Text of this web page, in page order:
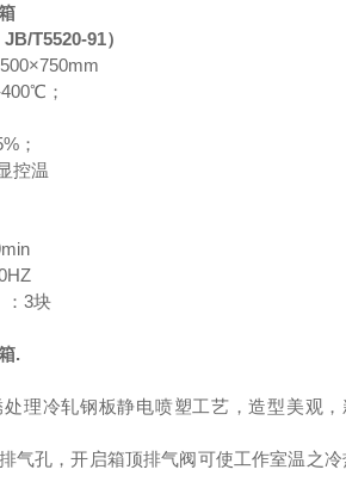
T5520-91）
；
；
控温
：3块
.
理冷轧钢板静电喷塑工艺，造型美观，
气孔，开启箱顶排气阀可使工作室温之冷